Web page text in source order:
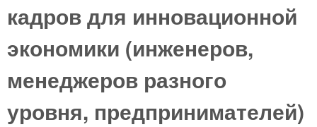
кадров для инновационной
экономики (инженеров,
менеджеров разного
уровня, предпринимателей)